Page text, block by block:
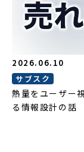
2026.06.10
サブスク
熱量をユーザー
る情報設計の話